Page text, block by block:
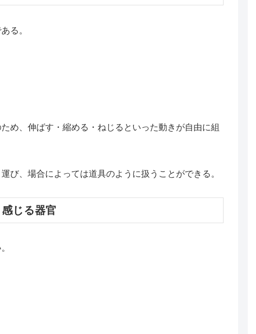
る。
め、伸ばす・縮める・ねじるといった動きが自由に組
び、場合によっては道具のように扱うことができる。
じる器官